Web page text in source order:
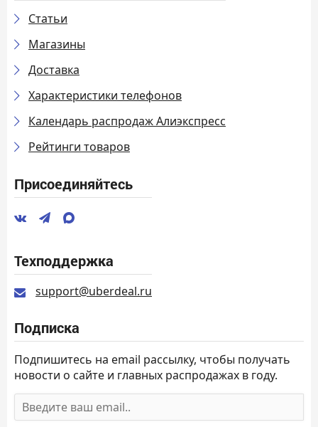
Статьи
Магазины
Доставка
Характеристики телефонов
Календарь распродаж Алиэкспресс
Рейтинги товаров
Присоединяйтесь
Техподдержка
support@uberdeal.ru
Подписка
Подпишитесь на email рассылку, чтобы получать
новости о сайте и главных распродажах в году.